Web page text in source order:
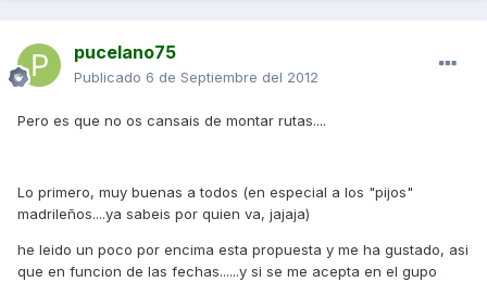
pucelano75
Publicado 6 de Septiembre del 2012
Pero es que no os cansais de montar rutas....
Lo primero, muy buenas a todos (en especial a los "pijos"
madrileños....ya sabeis por quien va, jajaja)
he leido un poco por encima esta propuesta y me ha gustado, asi
que en funcion de las fechas......y si se me acepta en el gupo